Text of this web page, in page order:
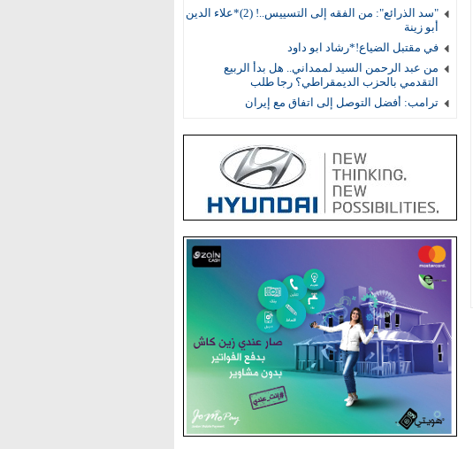
"سد الذرائع": من الفقه إلى التسييس..! (2)*علاء الدين
أبو زينة
في مقتبل الضياع!*رشاد ابو داود
من عبد الرحمن السيد لممداني.. هل بدأ الربيع
التقدمي بالحزب الديمقراطي؟ رجا طلب
ترامب: أفضل التوصل إلى اتفاق مع إيران